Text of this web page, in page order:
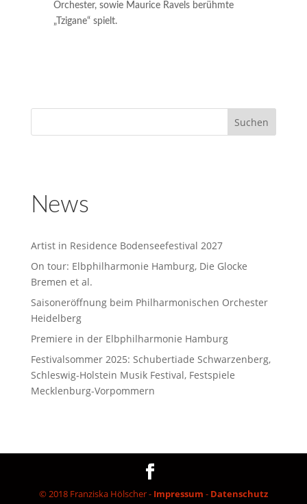
Orchester, sowie Maurice Ravels berühmte
„Tzigane“ spielt.
News
Artist in Residence Bodenseefestival 2027
On tour: Elbphilharmonie Hamburg, Die Glocke
Bremen et al.
Saisoneröffnung beim Philharmonischen Orchester
Heidelberg
Premiere in der Elbphilharmonie Hamburg
Festivalsommer 2025: Schubertiade Schwarzenberg,
Schleswig-Holstein Musik Festival, Festspiele
Mecklenburg-Vorpommern
© 2018 Franziska Hölscher - Impressum - Datenschutz